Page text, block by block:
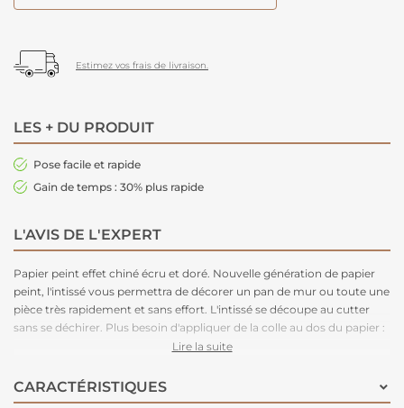
Estimez vos frais de livraison.
LES + DU PRODUIT
Pose facile et rapide
Gain de temps : 30% plus rapide
L'AVIS DE L'EXPERT
Papier peint effet chiné écru et doré. Nouvelle génération de papier
peint, l'intissé vous permettra de décorer un pan de mur ou toute une
pièce très rapidement et sans effort. L'intissé se découpe au cutter
sans se déchirer. Plus besoin d'appliquer de la colle au dos du papier :
la colle est à appliquer uniquement sur le mur, au rouleau et au
papier peint adhère sur le mur facilement et sans se déchirer au
contact de la colle.
Lire la suite
CARACTÉRISTIQUES